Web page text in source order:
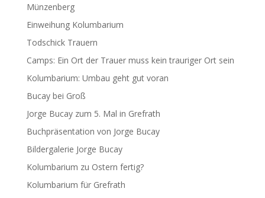
Münzenberg
Einweihung Kolumbarium
Todschick Trauern
Camps: Ein Ort der Trauer muss kein trauriger Ort sein
Kolumbarium: Umbau geht gut voran
Bucay bei Groß
Jorge Bucay zum 5. Mal in Grefrath
Buchpräsentation von Jorge Bucay
Bildergalerie Jorge Bucay
Kolumbarium zu Ostern fertig?
Kolumbarium für Grefrath